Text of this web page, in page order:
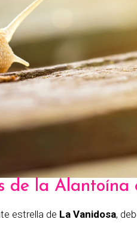
de la Alantoína
estrella de La Vanidosa,